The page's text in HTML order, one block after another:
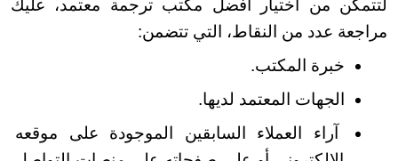
مراجعة عدد من النقاط، التي تتضمن:
خبرة المكتب.
الجهات المعتمد لديها.